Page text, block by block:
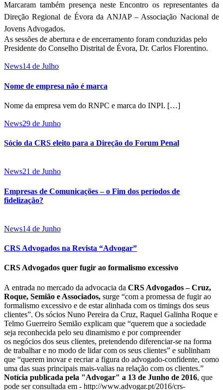
Marcaram também presença neste Encontro os representantes da
Direção Regional de Évora da ANJAP – Associação Nacional de
Jovens Advogados.
As sessões de abertura e de encerramento foram conduzidas pelo
Presidente do Conselho Distrital de Évora, Dr. Carlos Florentino.
News14 de Julho
Nome de empresa não é marca
Nome da empresa vem do RNPC e marca do INPI. […]
News29 de Junho
Sócio da CRS eleito para a Direção do Forum Penal
News21 de Junho
Empresas de Comunicações – o Fim dos períodos de
fidelização?
News14 de Junho
CRS Advogados na Revista “Advogar”
CRS Advogados quer fugir ao formalismo excessivo
A entrada no mercado da advocacia da CRS Advogados – Cruz,
Roque, Semião e Associados, surge “com a promessa de fugir ao
formalismo excessivo e de estar alinhada com os timings dos seus
clientes”. Os sócios Nuno Pereira da Cruz, Raquel Galinha Roque e
Telmo Guerreiro Semião explicam que “querem que a sociedade
seja reconhecida pelo seu dinamismo e por compreender
os negócios dos seus clientes, pretendendo diferenciar-se na forma
de trabalhar e no modo de lidar com os seus clientes” e sublinham
que “querem inovar e recriar a figura do advogado-confidente, como
uma das suas principais mais-valias na relação com os clientes.”
Notícia publicada pela "Advogar" a 13 de Junho de 2016, que
pode ser consultada em - http://www.advogar.pt/2016/crs-